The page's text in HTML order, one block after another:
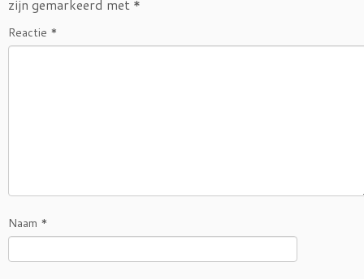
zijn gemarkeerd met *
Reactie *
Naam *